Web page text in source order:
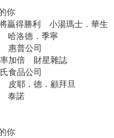
你
贏得勝利 小湯瑪士．華生
洛德．季寧
惠普公司
加倍 財星雜誌
食品公司
耶．德．顧拜旦
泰諾
你